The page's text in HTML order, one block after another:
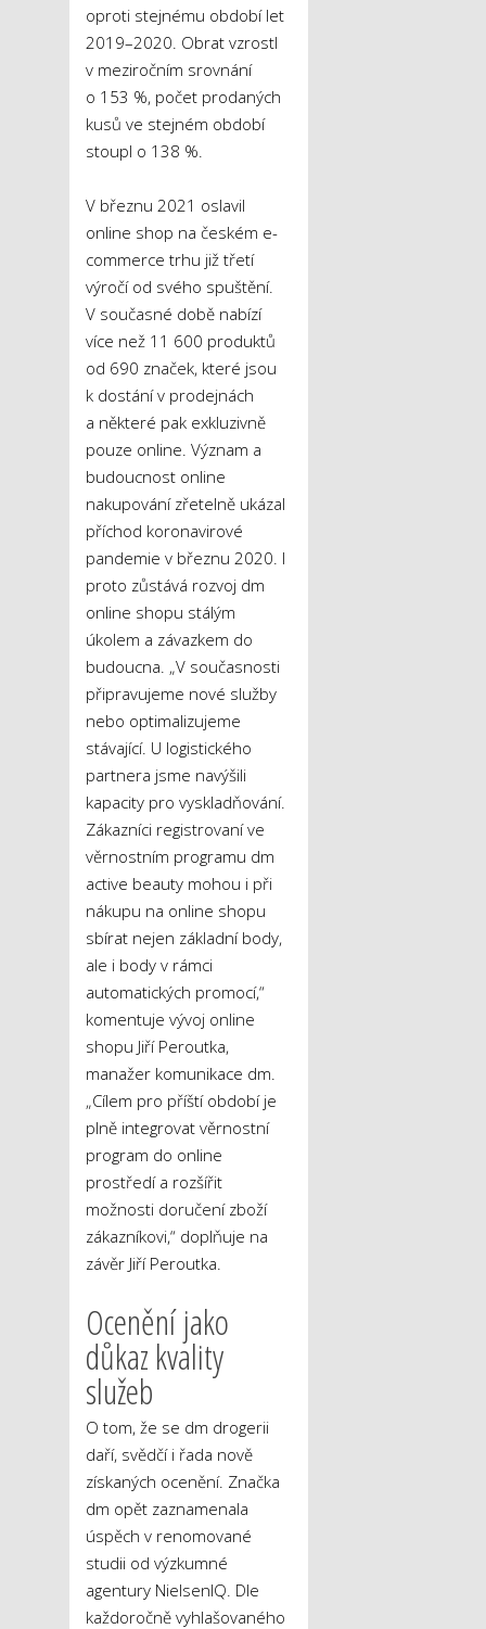
oproti stejnému období let
2019–2020. Obrat vzrostl
v meziročním srovnání
o 153 %, počet prodaných
kusů ve stejném období
stoupl o 138 %.
V březnu 2021 oslavil
online shop na českém e-
commerce trhu již třetí
výročí od svého spuštění.
V současné době nabízí
více než 11 600 produktů
od 690 značek, které jsou
k dostání v prodejnách
a některé pak exkluzivně
pouze online. Význam a
budoucnost online
nakupování zřetelně ukázal
příchod koronavirové
pandemie v březnu 2020. I
proto zůstává rozvoj dm
online shopu stálým
úkolem a závazkem do
budoucna. „V současnosti
připravujeme nové služby
nebo optimalizujeme
stávající. U logistického
partnera jsme navýšili
kapacity pro vyskladňování.
Zákazníci registrovaní ve
věrnostním programu dm
active beauty mohou i při
nákupu na online shopu
sbírat nejen základní body,
ale i body v rámci
automatických promocí,“
komentuje vývoj online
shopu Jiří Peroutka,
manažer komunikace dm.
„Cílem pro příští období je
plně integrovat věrnostní
program do online
prostředí a rozšířit
možnosti doručení zboží
zákazníkovi,“ doplňuje na
závěr Jiří Peroutka.
Ocenění jako
důkaz kvality
služeb
O tom, že se dm drogerii
daří, svědčí i řada nově
získaných ocenění. Značka
dm opět zaznamenala
úspěch v renomované
studii od výzkumné
agentury NielsenIQ. Dle
každoročně vyhlašovaného